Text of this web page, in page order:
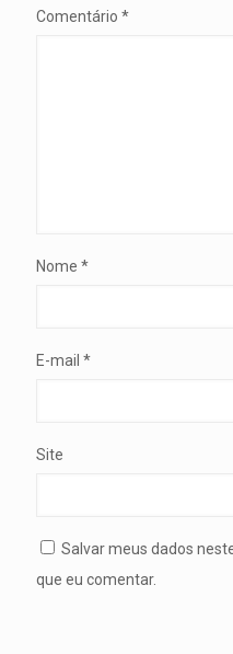
Comentário *
Nome *
E-mail *
Site
Salvar meus dados
que eu comentar.